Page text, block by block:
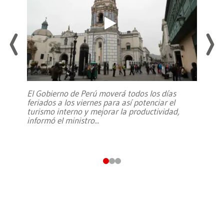
El Gobierno de Perú moverá todos los días
feriados a los viernes para así potenciar el
turismo interno y mejorar la productividad,
informó el ministro...